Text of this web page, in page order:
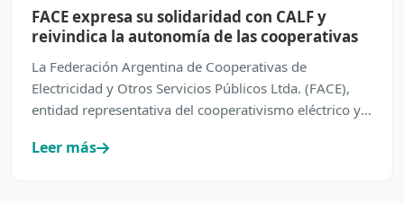
FACE expresa su solidaridad con CALF y
reivindica la autonomía de las cooperativas
La Federación Argentina de Cooperativas de
Electricidad y Otros Servicios Públicos Ltda. (FACE),
entidad representativa del cooperativismo eléctrico y
Leer más